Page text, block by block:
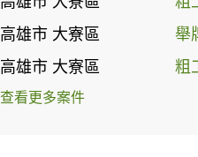
高雄市 大寮區 舉
高雄市 大寮區 粗
查看更多案件